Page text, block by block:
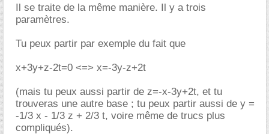
Il se traite de la même manière. Il y a trois
paramètres.
Tu peux partir par exemple du fait que
x+3y+z-2t=0 <=> x=-3y-z+2t
(mais tu peux aussi partir de z=-x-3y+2t, et tu
trouveras une autre base ; tu peux partir aussi de y =
-1/3 x - 1/3 z + 2/3 t, voire même de trucs plus
compliqués).